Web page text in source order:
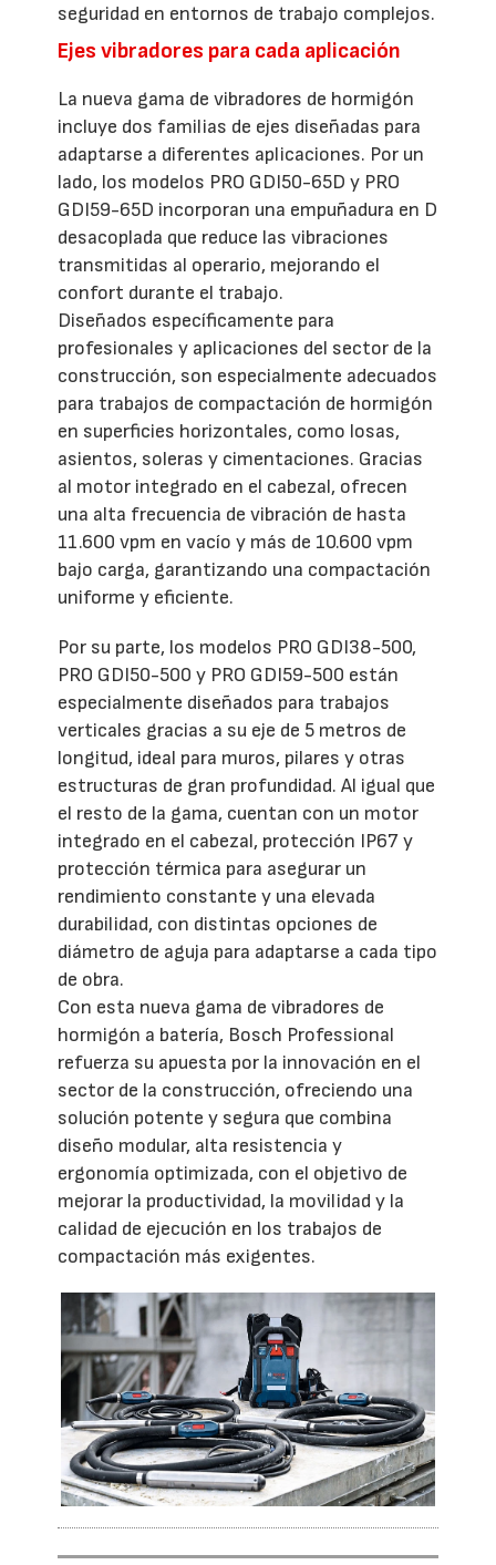
seguridad en entornos de trabajo complejos.
Ejes vibradores para cada aplicación
La nueva gama de vibradores de hormigón
incluye dos familias de ejes diseñadas para
adaptarse a diferentes aplicaciones. Por un
lado, los modelos PRO GDI50-65D y PRO
GDI59-65D incorporan una empuñadura en D
desacoplada que reduce las vibraciones
transmitidas al operario, mejorando el
confort durante el trabajo.
Diseñados específicamente para
profesionales y aplicaciones del sector de la
construcción, son especialmente adecuados
para trabajos de compactación de hormigón
en superficies horizontales, como losas,
asientos, soleras y cimentaciones. Gracias
al motor integrado en el cabezal, ofrecen
una alta frecuencia de vibración de hasta
11.600 vpm en vacío y más de 10.600 vpm
bajo carga, garantizando una compactación
uniforme y eficiente.
Por su parte, los modelos PRO GDI38-500,
PRO GDI50-500 y PRO GDI59-500 están
especialmente diseñados para trabajos
verticales gracias a su eje de 5 metros de
longitud, ideal para muros, pilares y otras
estructuras de gran profundidad. Al igual que
el resto de la gama, cuentan con un motor
integrado en el cabezal, protección IP67 y
protección térmica para asegurar un
rendimiento constante y una elevada
durabilidad, con distintas opciones de
diámetro de aguja para adaptarse a cada tipo
de obra.
Con esta nueva gama de vibradores de
hormigón a batería, Bosch Professional
refuerza su apuesta por la innovación en el
sector de la construcción, ofreciendo una
solución potente y segura que combina
diseño modular, alta resistencia y
ergonomía optimizada, con el objetivo de
mejorar la productividad, la movilidad y la
calidad de ejecución en los trabajos de
compactación más exigentes.